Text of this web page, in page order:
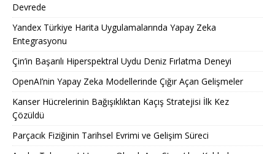
Devrede
Yandex Türkiye Harita Uygulamalarında Yapay Zeka
Entegrasyonu
Çin’in Başarılı Hiperspektral Uydu Deniz Fırlatma Deneyi
OpenAI’nin Yapay Zeka Modellerinde Çığır Açan Gelişmeler
Kanser Hücrelerinin Bağışıklıktan Kaçış Stratejisi İlk Kez
Çözüldü
Parçacık Fiziğinin Tarihsel Evrimi ve Gelişim Süreci